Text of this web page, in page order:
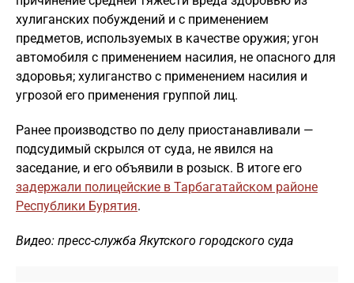
хулиганских побуждений и с применением
предметов, используемых в качестве оружия; угон
автомобиля с применением насилия, не опасного для
здоровья; хулиганство с применением насилия и
угрозой его применения группой лиц.
Ранее производство по делу приостанавливали —
подсудимый скрылся от суда, не явился на
заседание, и его объявили в розыск. В итоге его
задержали полицейские в Тарбагатайском районе
Республики Бурятия.
Видео: пресс-служба Якутского городского суда